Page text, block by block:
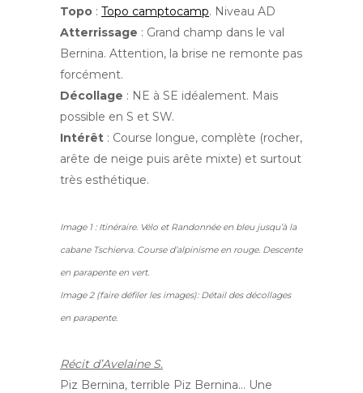
Topo : Topo camptocamp. Niveau AD
Atterrissage : Grand champ dans le val
Bernina. Attention, la brise ne remonte pas
forcément.
Décollage : NE à SE idéalement. Mais
possible en S et SW.
Intérêt : Course longue, complète (rocher,
arête de neige puis arête mixte) et surtout
très esthétique.
Image 1 : Itinéraire. Vélo et Randonnée en bleu jusqu’à la
cabane Tschierva. Course d’alpinisme en rouge. Descente
en parapente en vert.
Image 2 (faire défiler les images): Détail des décollages
en parapente.
Récit d’Avelaine S.
Piz Bernina, terrible Piz Bernina… Une